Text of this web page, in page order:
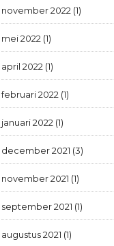
november 2022 (1)
mei 2022 (1)
april 2022 (1)
februari 2022 (1)
januari 2022 (1)
december 2021 (3)
november 2021 (1)
september 2021 (1)
augustus 2021 (1)